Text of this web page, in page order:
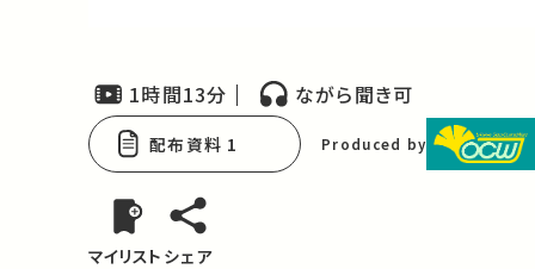
1時間13分 ながら聞き可
配布資料 1 Produced by
マイリスト シェア